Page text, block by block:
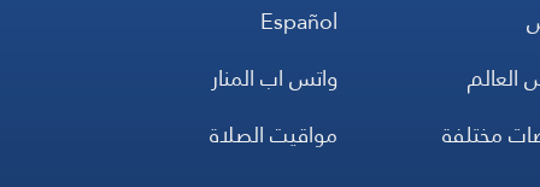
العالم
مختلفة
Español
واتس اب المنار
مواقيت الصلاة